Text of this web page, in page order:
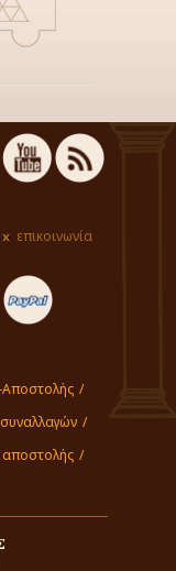
επικοινωνία
/
/
/